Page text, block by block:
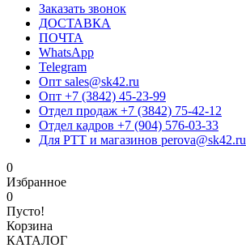
Заказать звонок
ДОСТАВКА
ПОЧТА
WhatsApp
Telegram
Опт sales@sk42.ru
Опт +7 (3842) 45-23-99
Отдел продаж +7 (3842) 75-42-12
Отдел кадров +7 (904) 576-03-33
Для РТТ и магазинов perova@sk42.ru
0
Избранное
0
Пусто!
Корзина
КАТАЛОГ